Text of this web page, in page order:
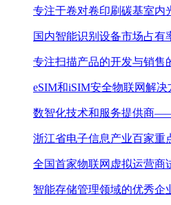
专注于卷对卷印刷碳基室内
国内智能识别设备市场占
专注扫描产品的开发与销
eSIM和iSIM安全物联网解
数智化技术和服务提供商
浙江省电子信息产业百家重
全国首家物联网虚拟运营商
智能存储管理领域的优秀